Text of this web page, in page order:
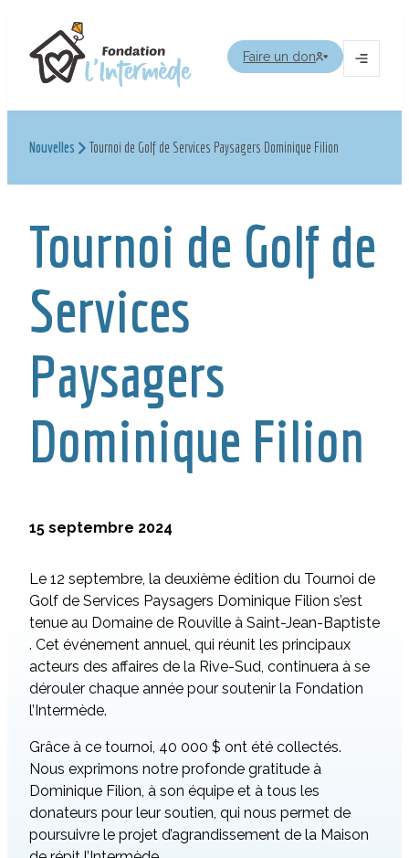
contenu
Faire un don
Ouvrir
Nouvelles Tournoi de Golf de Services Paysagers Dominique Filion
Tournoi de Golf de
Services
Paysagers
Dominique Filion
15 septembre 2024
Le 12 septembre, la deuxième édition du Tournoi de
Golf de Services Paysagers Dominique Filion s’est
tenue au Domaine de Rouville à Saint-Jean-Baptiste
. Cet événement annuel, qui réunit les principaux
acteurs des affaires de la Rive-Sud, continuera à se
dérouler chaque année pour soutenir la Fondation
l’Intermède.
Grâce à ce tournoi, 40 000 $ ont été collectés.
Nous exprimons notre profonde gratitude à
Dominique Filion, à son équipe et à tous les
donateurs pour leur soutien, qui nous permet de
poursuivre le projet d’agrandissement de la Maison